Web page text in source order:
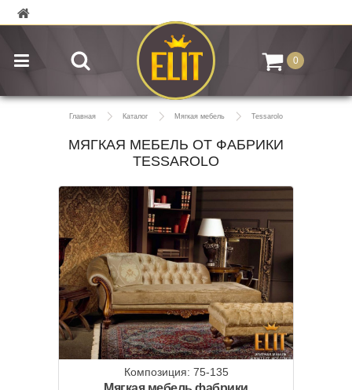
0
Главная Каталог Мягкая мебель Tessarolo
МЯГКАЯ МЕБЕЛЬ ОТ ФАБРИКИ
TESSAROLO
Композиция: 75-135